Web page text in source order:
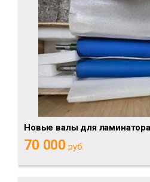
Новые валы для
70 000 руб.